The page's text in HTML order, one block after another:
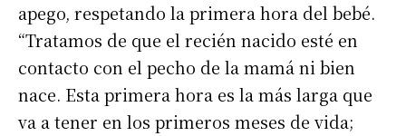
apego, respetando la primera hora del bebé.
“Tratamos de que el recién nacido esté en
contacto con el pecho de la mamá ni bien
nace. Esta primera hora es la más larga que
va a tener en los primeros meses de vida;